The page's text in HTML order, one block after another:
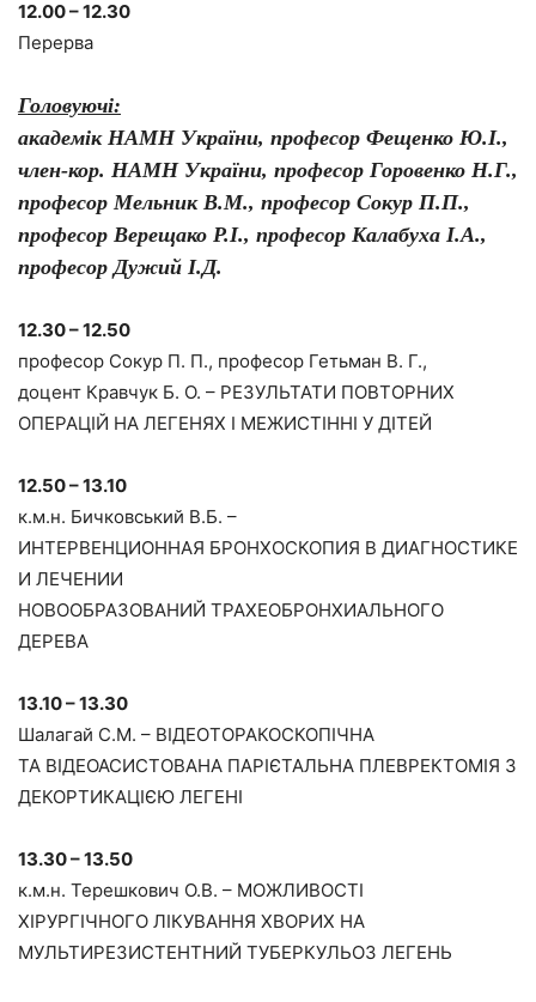
12.00 – 12.30
Перерва
Головуючі:
академік НАМН України, професор Фещенко Ю.І.,
член-кор. НАМН України, професор Горовенко Н.Г.,
професор Мельник В.М., професор Сокур П.П.,
професор Верещако Р.І., професор Калабуха І.А.,
професор Дужий І.Д.
12.30 – 12.50
професор Сокур П. П., професор Гетьман В. Г.,
доцент Кравчук Б. О. – РЕЗУЛЬТАТИ ПОВТОРНИХ
ОПЕРАЦІЙ НА ЛЕГЕНЯХ І МЕЖИСТІННІ У ДІТЕЙ
12.50 – 13.10
к.м.н. Бичковський В.Б. –
ИНТЕРВЕНЦИОННАЯ БРОНХОСКОПИЯ В ДИАГНОСТИКЕ
И ЛЕЧЕНИИ
НОВООБРАЗОВАНИЙ ТРАХЕОБРОНХИАЛЬНОГО
ДЕРЕВА
13.10 – 13.30
Шалагай С.М. – ВІДЕОТОРАКОСКОПІЧНА
ТА ВІДЕОАСИСТОВАНА ПАРІЄТАЛЬНА ПЛЕВРЕКТОМІЯ З
ДЕКОРТИКАЦІЄЮ ЛЕГЕНІ
13.30 – 13.50
к.м.н. Терешкович О.В. – МОЖЛИВОСТІ
ХІРУРГІЧНОГО ЛІКУВАННЯ ХВОРИХ НА
МУЛЬТИРЕЗИСТЕНТНИЙ ТУБЕРКУЛЬОЗ ЛЕГЕНЬ